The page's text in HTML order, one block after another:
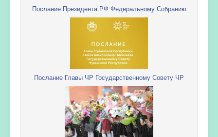
Послание Президента РФ Федеральному Собранию
Послание Главы ЧР Государственному Совету ЧР